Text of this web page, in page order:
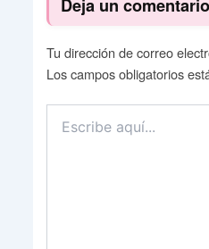
Deja un comentario
Tu dirección de correo
Los campos obligatorios
aquí...